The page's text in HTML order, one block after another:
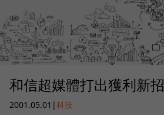
和信超媒體打出獲利新招
2001.05.01 |科技